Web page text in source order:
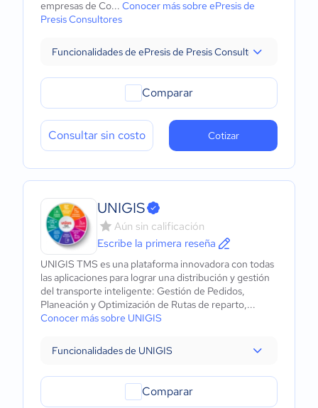
empresas de Co... Conocer más sobre ePresis de
Presis Consultores
Funcionalidades de ePresis de Presis Consultores
Comparar
Consultar sin costo Cotizar
UNIGIS
Aún sin calificación
Escribe la primera reseña
UNIGIS TMS es una plataforma innovadora con todas
las aplicaciones para lograr una distribución y gestión
del transporte inteligente: Gestión de Pedidos,
Planeación y Optimización de Rutas de reparto,...
Conocer más sobre UNIGIS
Funcionalidades de UNIGIS
Comparar